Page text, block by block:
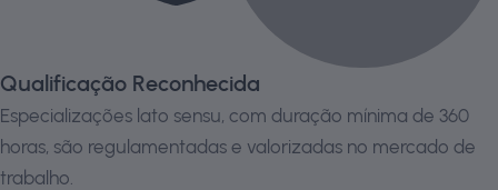
Qualificação Reconhecida
Especializações lato sensu, com duração mínima de 360
horas, são regulamentadas e valorizadas no mercado de
trabalho.